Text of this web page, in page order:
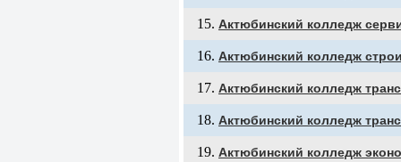
Актюбинский колледж
Актюбинский колледж
Актюбинский колледж
Актюбинский колледж
Актюбинский колледж